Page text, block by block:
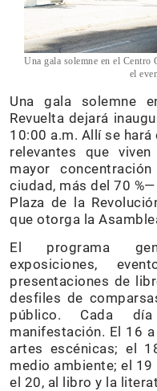
Una gala solemne en el Centro
el
Una gala solemne
Revuelta dejará
10:00 a.m. Allí se
relevantes que
mayor
ciudad, más del 70
Plaza de la
que otorga la
El programa
exposiciones,
presentaciones de
desfiles de
público. Cada
manifestación. El 16
artes escénicas; el
medio ambiente; el
el 20, al libro y la